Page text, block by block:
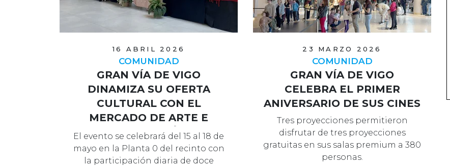
16 ABRIL 2026
COMUNIDAD
GRAN VÍA DE VIGO
DINAMIZA SU OFERTA
CULTURAL CON EL
MERCADO DE ARTE E
ILUSTRACIÓN
El evento se celebrará del 15 al 18 de
mayo en la Planta 0 del recinto con
la participación diaria de doce
23 MARZO 2026
COMUNIDAD
GRAN VÍA DE VIGO
CELEBRA EL PRIMER
ANIVERSARIO DE SUS CINES
Tres proyecciones permitieron
disfrutar de tres proyecciones
gratuitas en sus salas premium a 380
personas.